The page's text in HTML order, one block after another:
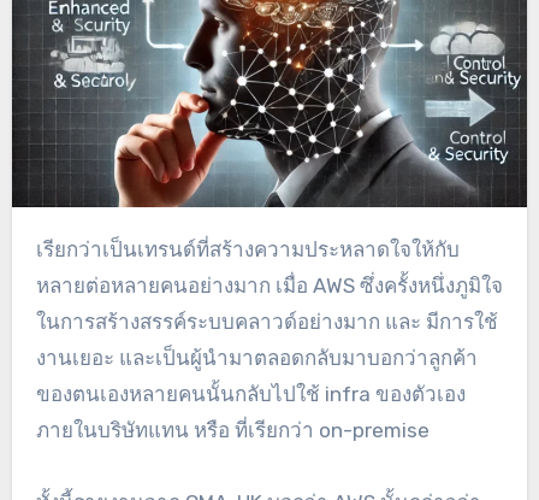
เรียกว่าเป็นเทรนด์ที่สร้างความประหลาดใจให้กับ
หลายต่อหลายคนอย่างมาก เมื่อ AWS ซึ่งครั้งหนึ่งภูมิใจ
ในการสร้างสรรค์ระบบคลาวด์อย่างมาก และ มีการใช้
งานเยอะ และเป็นผู้นำมาตลอดกลับมาบอกว่าลูกค้า
ของตนเองหลายคนนั้นกลับไปใช้ infra ของตัวเอง
ภายในบริษัทแทน หรือ ที่เรียกว่า on-premise